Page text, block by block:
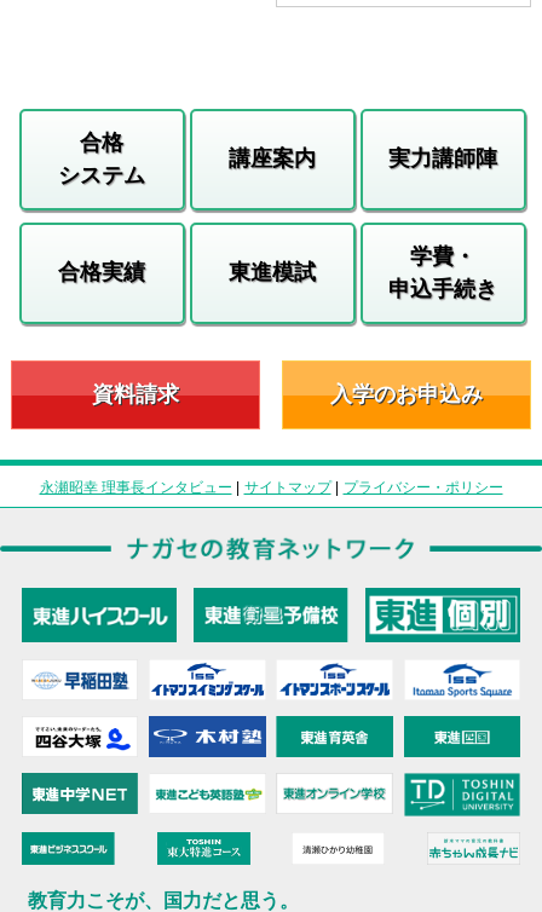
合格
システム
講座案内 実力講師陣
合格実績 東進模試
学費・
申込手続き
資料請求 入学のお申込み
永瀬昭幸 理事長インタビュー | サイトマップ| プライバシー・ポリシー
教育力こそが、国力だと思う。